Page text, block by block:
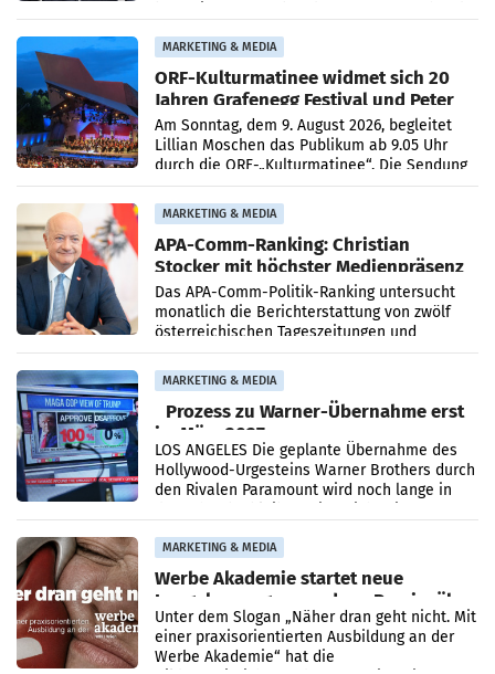
MARKETING & MEDIA
ORF-Kulturmatinee widmet sich 20
Jahren Grafenegg Festival und Peter
Simonischek
Am Sonntag, dem 9. August 2026, begleitet
Lillian Moschen das Publikum ab 9.05 Uhr
durch die ORF-„Kulturmatinee“. Die Sendung
startet mit der Dokumentation „20 Jahre
Grafenegg
MARKETING & MEDIA
APA-Comm-Ranking: Christian
Stocker mit höchster Medienpräsenz
im Juli
Das APA-Comm-Politik-Ranking untersucht
monatlich die Berichterstattung von zwölf
österreichischen Tageszeitungen und
analysiert, welche Politikerinnen und
Politiker Österreichs die
MARKETING & MEDIA
Prozess zu Warner-Übernahme erst
im März 2027
LOS ANGELES Die geplante Übernahme des
Hollywood-Urgesteins Warner Brothers durch
den Rivalen Paramount wird noch lange in
MARKETING & MEDIA
Werbe Akademie startet neue
Imagekampagne rund um Praxisnähe
Unter dem Slogan „Näher dran geht nicht. Mit
einer praxisorientierten Ausbildung an der
Werbe Akademie“ hat die